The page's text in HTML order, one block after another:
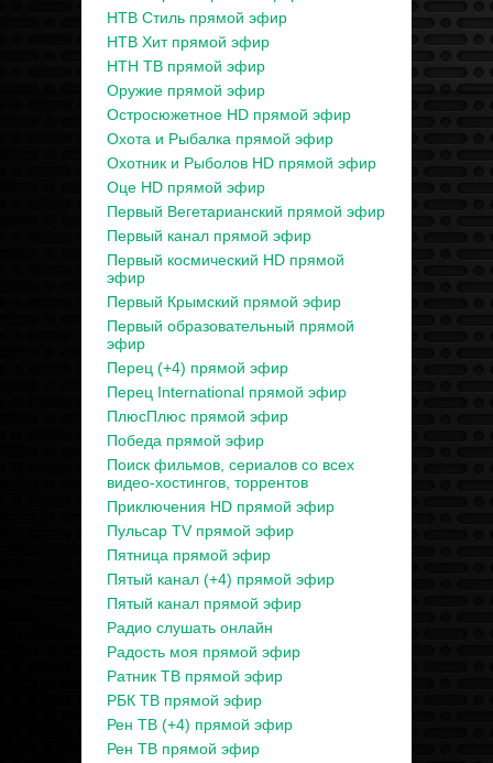
НТВ Стиль прямой эфир
НТВ Хит прямой эфир
НТН ТВ прямой эфир
Оружие прямой эфир
Остросюжетное HD прямой эфир
Охота и Рыбалка прямой эфир
Охотник и Рыболов HD прямой эфир
Оце HD прямой эфир
Первый Вегетарианский прямой эфир
Первый канал прямой эфир
Первый космический HD прямой
эфир
Первый Крымский прямой эфир
Первый образовательный прямой
эфир
Перец (+4) прямой эфир
Перец International прямой эфир
ПлюсПлюс прямой эфир
Победа прямой эфир
Поиск фильмов, сериалов со всех
видео-хостингов, торрентов
Приключения HD прямой эфир
Пульсар TV прямой эфир
Пятница прямой эфир
Пятый канал (+4) прямой эфир
Пятый канал прямой эфир
Радио слушать онлайн
Радость моя прямой эфир
Ратник ТВ прямой эфир
РБК ТВ прямой эфир
Рен ТВ (+4) прямой эфир
Рен ТВ прямой эфир